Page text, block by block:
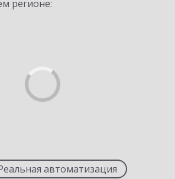
регионе:
автоматизация